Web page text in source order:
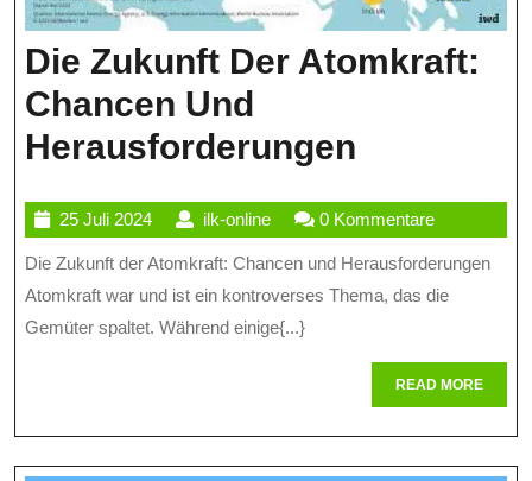
Die Zukunft Der Atomkraft:
Chancen Und
Herausforderungen
Der
Chancen
Und
25 Juli 202425
Juli
2024
ilk-onlineilk-
online
0 Kommentare
Die Zukunft der Atomkraft: Chancen und Herausforderungen
Atomkraft war und ist ein kontroverses Thema, das die
Gemüter spaltet. Während einige{...}
READ MOREREAD
MORE